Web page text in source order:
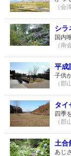
（会
シラ
国内
（南
平成
子供
（郡
タイ
四季
（郡
土合
あじ